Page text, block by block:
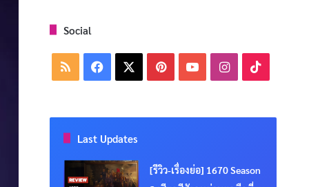
Social
RSS Facebook PinterestYouTubeInstagram
Last Updates
[รีวิว-เรื่องย่อ] 1670 Season